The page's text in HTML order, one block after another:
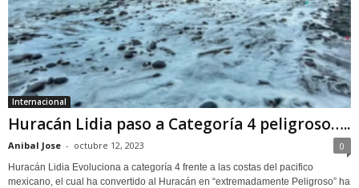
Internacional
Huracán Lidia paso a Categoría 4 peligroso…..
Anibal Jose - octubre 12, 2023 0
Huracán Lidia Evoluciona a categoría 4 frente a las costas del pacifico
mexicano, el cual ha convertido al Huracán en “extremadamente Peligroso” ha